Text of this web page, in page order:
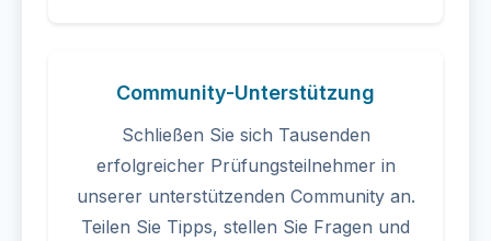
Community-Unterstützung
Schließen Sie sich Tausenden
erfolgreicher Prüfungsteilnehmer in
unserer unterstützenden Community an.
Teilen Sie Tipps, stellen Sie Fragen und